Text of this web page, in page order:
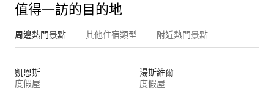
值得一訪的目的地
周邊熱門景點 其他住宿類型 附近熱門景點
凱恩斯
度假屋
湯斯維爾
度假屋